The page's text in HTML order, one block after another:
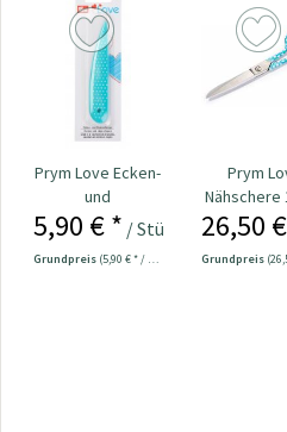
Prym Love Ecken-
und
Kantenformer Nr.
5,90 € * / Stück
Grundpreis (5,90 € * / 1 Stück)
Prym
Nähschere
Nr.
26,50
Grundpreis (26,50